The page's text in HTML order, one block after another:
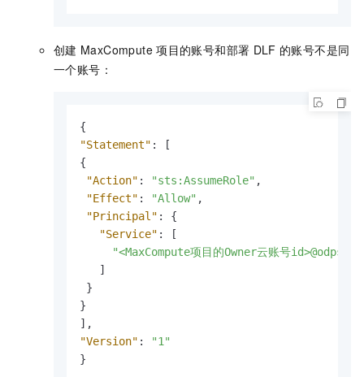
创建 MaxCompute 项目的账号和部署 DLF 的账号不是同
一个账号：
{
"Statement" :
[
{
"Action" : "sts:AssumeRole" ,
"Effect" : "Allow" ,
"Principal" :
{
"Service" :
[
"<MaxCompute项目的Owner云账号
]
}
}
] ,
"Version" :
"1"
}